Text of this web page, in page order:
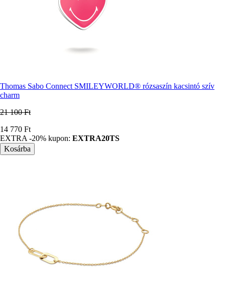
Thomas Sabo Connect SMILEYWORLD® rózsaszín kacsintó szív
charm
21 100 Ft
Ár
14 770 Ft
EXTRA -20% kupon: EXTRA20TS